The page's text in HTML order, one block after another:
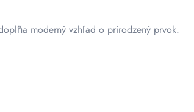
moderný vzhľad o prirodzený prvok.